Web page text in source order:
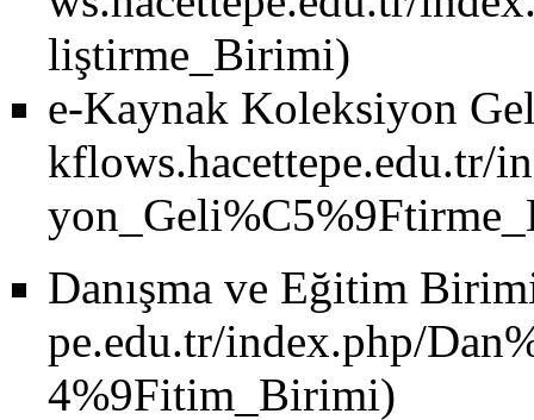
e-Kaynak Koleksiyon
Danışma ve Eğitim